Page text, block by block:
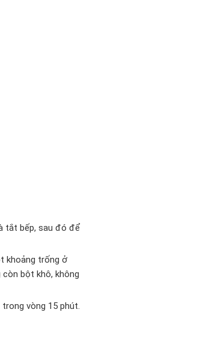
tắt bếp, sau đó để
khoảng trống ở
bột khô, không
vòng 15 phút.